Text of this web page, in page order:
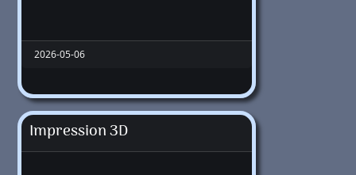
2026-05-06
Impression 3D